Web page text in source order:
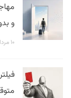
و
۱۰ مرداد ۱۴۰۵